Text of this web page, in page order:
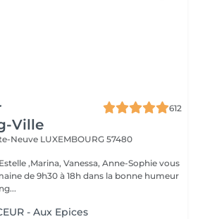
Ville
612
Neuve LUXEMBOURG 57480
,Marina, Vanessa, Anne-Sophie vous
de 9h30 à 18h dans la bonne humeur
- Aux Epices